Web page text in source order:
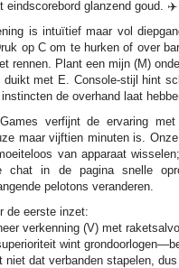
eindscorebord glanzend goud. ✈️
is intuïtief maar vol
op C om te hurken of over
rennen. Plant een mijn (M)
duikt met E. Console-stijl hint
de overhand laat
verfijnt de ervaring
maar vijftien minuten is.
van apparaat
chat in de pagina snelle
pelotons veranderen.
de eerste inzet:
verkenning (V) met
wint
niet dat verbanden stapelen,